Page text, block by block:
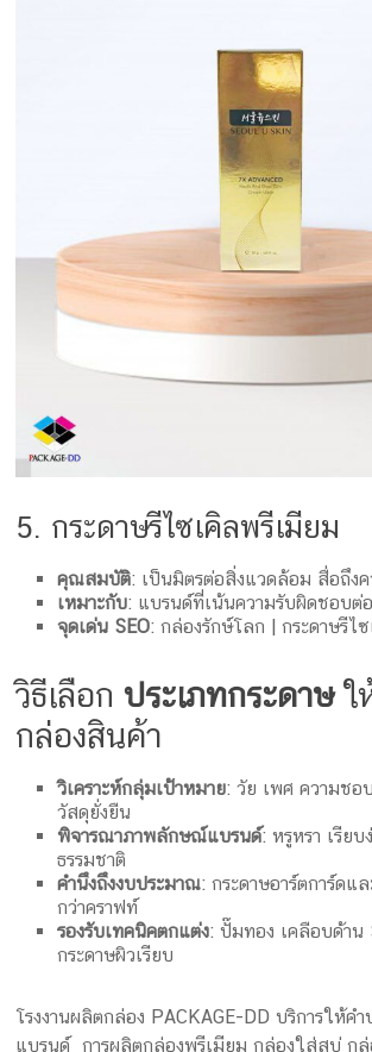
5. กระดาษรีไซเคิลพรีเมียม
คุณสมบัติ: เป็นมิตรต่อสิ่งแวดล้อม สื่อถึงค
เหมาะกับ: แบรนด์ที่เน้นความรับผิดชอบต่
จุดเด่น SEO: กล่องรักษ์โลก | กระดาษรีไ
วิธีเลือกประเภทกระดาษใ
กล่องสินค้า
วิเคราะห์กลุ่มเป้าหมาย: วัย เพศ ความชอ
วัสดุยั่งยืน
พิจารณาภาพลักษณ์แบรนด์: หรูหรา เรียบ
ธรรมชาติ
คำนึงถึงงบประมาณ: กระดาษอาร์ตการ์ดแ
กว่าคราฟท์
รองรับเทคนิคตกแต่ง: ปั๊มทอง เคลือบด้าน
กระดาษผิวเรียบ
โรงงานผลิตกล่อง PACKAGE-DD บริการให้คำ
แบรนด์ การผลิตกล่องพรีเมียม กล่องใส่สบู่ กล่